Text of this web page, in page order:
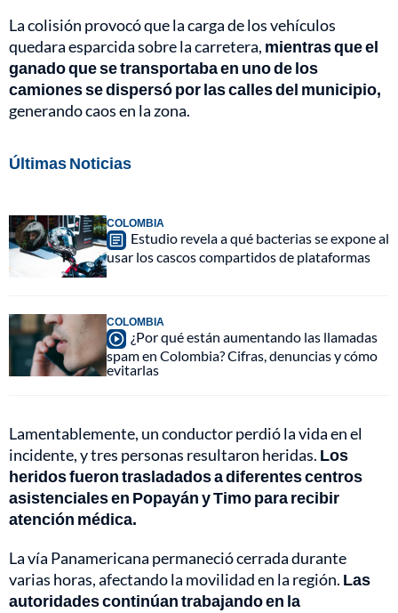
La colisión provocó que la carga de los vehículos
quedara esparcida sobre la carretera, mientras que el
ganado que se transportaba en uno de los
camiones se dispersó por las calles del municipio,
generando caos en la zona.
Últimas Noticias
COLOMBIA
Estudio revela a qué bacterias se expone al
usar los cascos compartidos de plataformas
COLOMBIA
¿Por qué están aumentando las llamadas
spam en Colombia? Cifras, denuncias y cómo
evitarlas
Lamentablemente, un conductor perdió la vida en el
incidente, y tres personas resultaron heridas. Los
heridos fueron trasladados a diferentes centros
asistenciales en Popayán y Timo para recibir
atención médica.
La vía Panamericana permaneció cerrada durante
varias horas, afectando la movilidad en la región. Las
autoridades continúan trabajando en la